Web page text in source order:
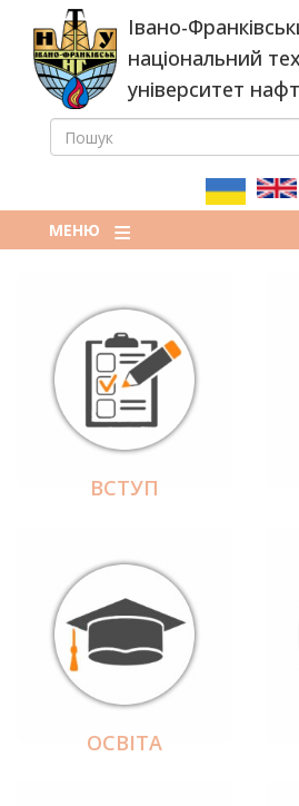
основного
вмісту
Івано-
національний
університет
ПОШУКОВА
ПОШУК
МЕНЮ
ВСТУП
ОСВІТА